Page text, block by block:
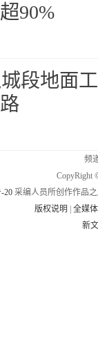
90%
段地面
频
CopyRight
20 采编人员所创作作品
版权说明
|全媒
新